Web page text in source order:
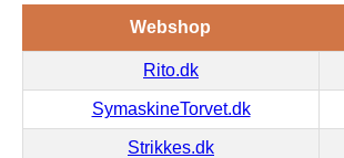
Webshop
Rito.dk
SymaskineTorvet.dk
Strikkes.dk